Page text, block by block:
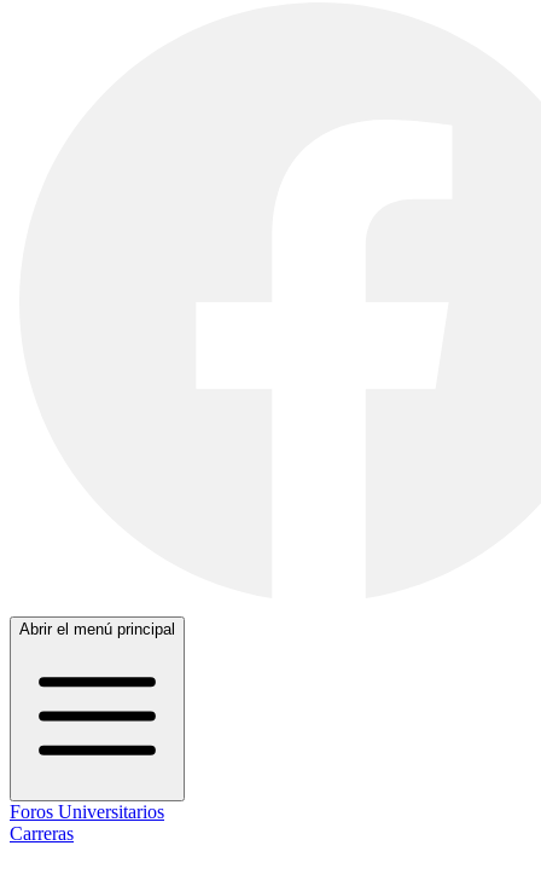
Abrir el menú principal
Foros Universitarios
Carreras